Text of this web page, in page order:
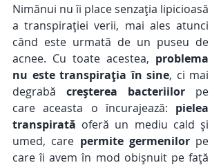
Nimănui nu îi place senzația lipicioasă
a transpirației verii, mai ales atunci
când este urmată de un puseu de
acnee. Cu toate acestea, problema
nu este transpirația în sine, ci mai
degrabă creșterea bacteriilor pe
care aceasta o încurajează: pielea
transpirată oferă un mediu cald și
umed, care permite germenilor pe